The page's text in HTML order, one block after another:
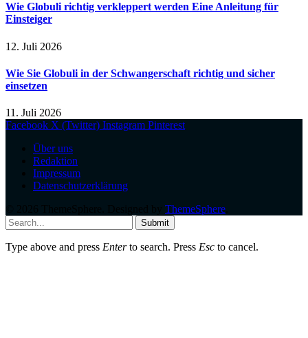
Wie Globuli richtig verkleppert werden Eine Anleitung für
Einsteiger
12. Juli 2026
Wie Sie Globuli in der Schwangerschaft richtig und sicher
einsetzen
11. Juli 2026
Facebook X (Twitter) Instagram Pinterest
Über uns
Redaktion
Impressum
Datenschutzerklärung
ThemeSphere
Submit
Type above and press Enterto search. Press Esc to cancel.